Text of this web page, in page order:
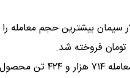
سیمان بیشترین حجم